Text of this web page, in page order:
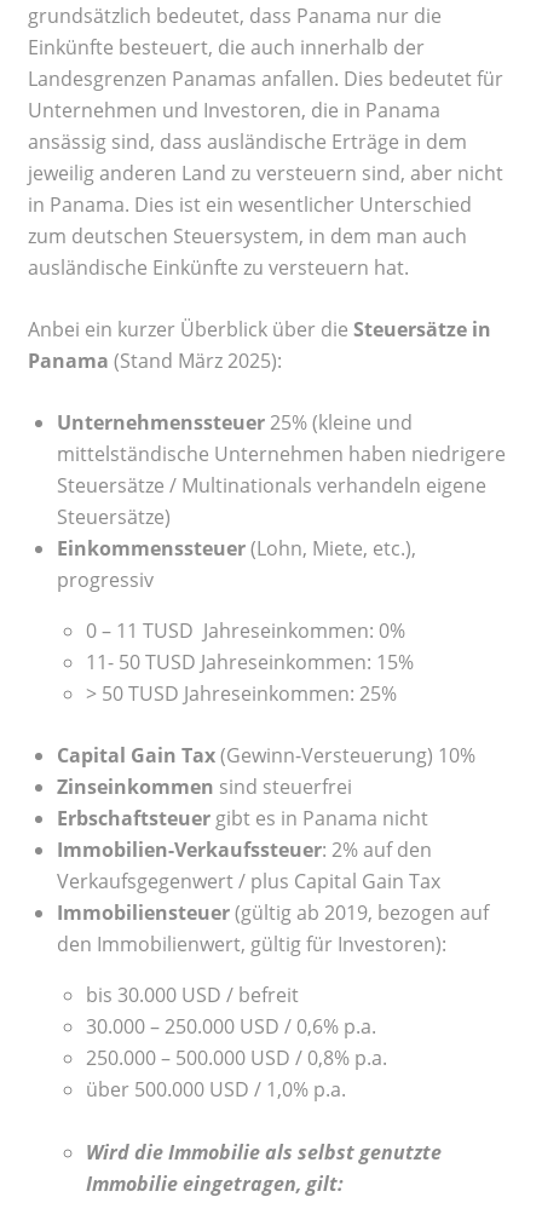
grundsätzlich bedeutet, dass Panama nur die
Einkünfte besteuert, die auch innerhalb der
Landesgrenzen Panamas anfallen. Dies bedeutet für
Unternehmen und Investoren, die in Panama
ansässig sind, dass ausländische Erträge in dem
jeweilig anderen Land zu versteuern sind, aber nicht
in Panama. Dies ist ein wesentlicher Unterschied
zum deutschen Steuersystem, in dem man auch
ausländische Einkünfte zu versteuern hat.
Anbei ein kurzer Überblick über die Steuersätze in
Panama (Stand März 2025):
Unternehmenssteuer25% (kleine und
mittelständische Unternehmen haben niedrigere
Steuersätze / Multinationals verhandeln eigene
Steuersätze)
Einkommenssteuer(Lohn, Miete, etc.),
progressiv
0 – 11 TUSD Jahreseinkommen: 0%
11- 50 TUSD Jahreseinkommen: 15%
> 50 TUSD Jahreseinkommen: 25%
Capital Gain Tax(Gewinn-Versteuerung) 10%
Zinseinkommen sind steuerfrei
Erbschaftsteuer gibt es in Panama nicht
Immobilien-Verkaufssteuer: 2% auf den
Verkaufsgegenwert / plus Capital Gain Tax
Immobiliensteuer(gültigab 2019, bezogen auf
den Immobilienwert, gültig für Investoren):
bis 30.000 USD / befreit
30.000 – 250.000 USD / 0,6% p.a.
250.000 – 500.000 USD / 0,8% p.a.
über 500.000 USD / 1,0% p.a.
Wird die Immobilie als selbst genutzte
Immobilie eingetragen, gilt: